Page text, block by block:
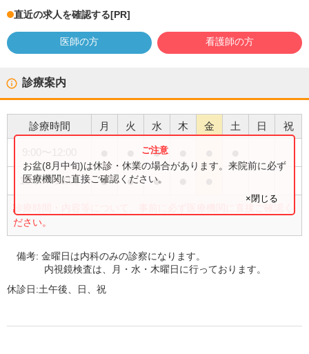
直近の求人を確認する[PR]
医師の方 看護師の方
診療案内
診療時間 月 火 水 木 金 土 日 祝
●
15:00〜18:00 ● ● ●
診療時間・内容等について、事前に必ず医療機関に直接ご確認く
ださい。
お盆(8月中旬)は休診・休業の場合があります。来院前に必ず
医療機関に直接ご確認ください。
×閉じる
備考:金曜日は内科のみの診察になります。
内視鏡検査は、月・水・木曜日に行っております。
休診日:土午後、日、祝